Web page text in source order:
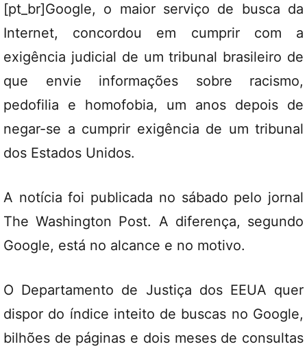
[pt_br]Google, o maior serviço de busca da
Internet, concordou em cumprir com a
exigência judicial de um tribunal brasileiro de
que envie informações sobre racismo,
pedofilia e homofobia, um anos depois de
negar-se a cumprir exigência de um tribunal
dos Estados Unidos.
A notícia foi publicada no sábado pelo jornal
The Washington Post. A diferença, segundo
Google, está no alcance e no motivo.
O Departamento de Justiça dos EEUA quer
dispor do índice inteito de buscas no Google,
bilhões de páginas e dois meses de consultas